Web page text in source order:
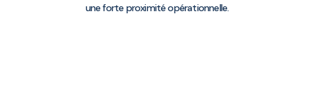
une forte proximité opérationnelle.